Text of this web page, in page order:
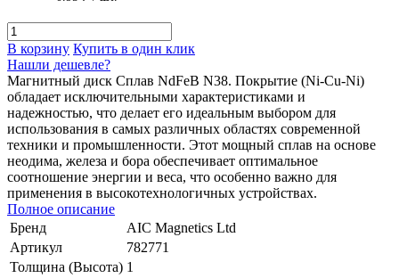
В корзину Купить в один клик
Нашли дешевле?
Магнитный диск Сплав NdFeB N38. Покрытие (Ni-Cu-Ni)
обладает исключительными характеристиками и
надежностью, что делает его идеальным выбором для
использования в самых различных областях современной
техники и промышленности. Этот мощный сплав на основе
неодима, железа и бора обеспечивает оптимальное
соотношение энергии и веса, что особенно важно для
применения в высокотехнологичных устройствах.
Полное описание
Бренд
AIC Magnetics Ltd
Артикул
782771
Толщина (Высота) 1